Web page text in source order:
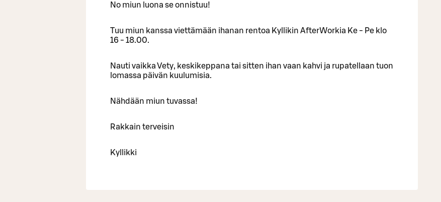
No miun luona se onnistuu!
Tuu miun kanssa viettämään ihanan rentoa Kyllikin AfterWorkia Ke - Pe klo
16 - 18.00.
Nauti vaikka Vety, keskikeppana tai sitten ihan vaan kahvi ja rupatellaan tuon
lomassa päivän kuulumisia.
Nähdään miun tuvassa!
Rakkain terveisin
Kyllikki